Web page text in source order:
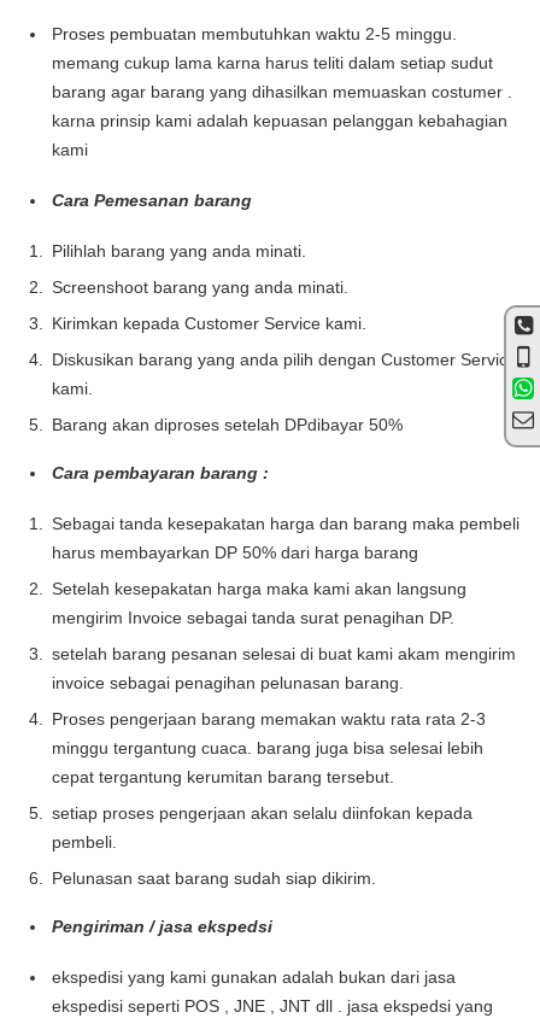
Proses pembuatan membutuhkan waktu 2-5 minggu.
memang cukup lama karna harus teliti dalam setiap sudut
barang agar barang yang dihasilkan memuaskan costumer .
karna prinsip kami adalah kepuasan pelanggan kebahagian
kami
Cara Pemesanan barang
Pilihlah barang yang anda minati.
Screenshoot barang yang anda minati.
Kirimkan kepada Customer Service kami.
Diskusikan barang yang anda pilih dengan Customer Service
kami.
Barang akan diproses setelah DPdibayar 50%
Cara pembayaran barang :
Sebagai tanda kesepakatan harga dan barang maka pembeli
harus membayarkan DP 50% dari harga barang
Setelah kesepakatan harga maka kami akan langsung
mengirim Invoice sebagai tanda surat penagihan DP.
setelah barang pesanan selesai di buat kami akam mengirim
invoice sebagai penagihan pelunasan barang.
Proses pengerjaan barang memakan waktu rata rata 2-3
minggu tergantung cuaca. barang juga bisa selesai lebih
cepat tergantung kerumitan barang tersebut.
setiap proses pengerjaan akan selalu diinfokan kepada
pembeli.
Pelunasan saat barang sudah siap dikirim.
Pengiriman / jasa ekspedsi
ekspedisi yang kami gunakan adalah bukan dari jasa
ekspedisi seperti POS , JNE , JNT dll . jasa ekspedsi yang